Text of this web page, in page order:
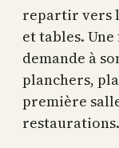
repartir vers
et tables. Une
demande à
planchers,
première
restaurations.